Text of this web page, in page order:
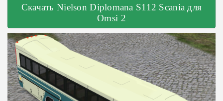
Скачать Nielson Diplomana S112 Scania для
Omsi 2